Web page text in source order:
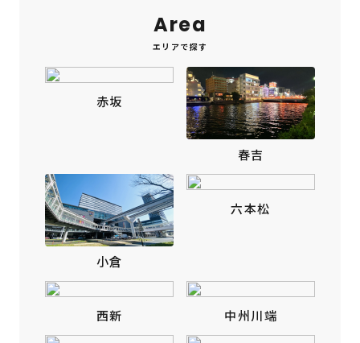
Area
エリアで探す
赤坂
春吉
小倉
六本松
西新 中州川端